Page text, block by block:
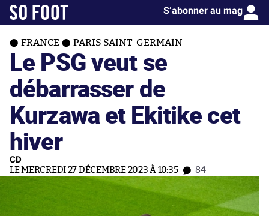
S’abonner au mag
FRANCE PARIS SAINT-GERMAIN
Le PSG veut se
débarrasser de
Kurzawa et Ekitike cet
hiver
CD
LE MERCREDI 27 DÉCEMBRE 2023 À 10:35 84